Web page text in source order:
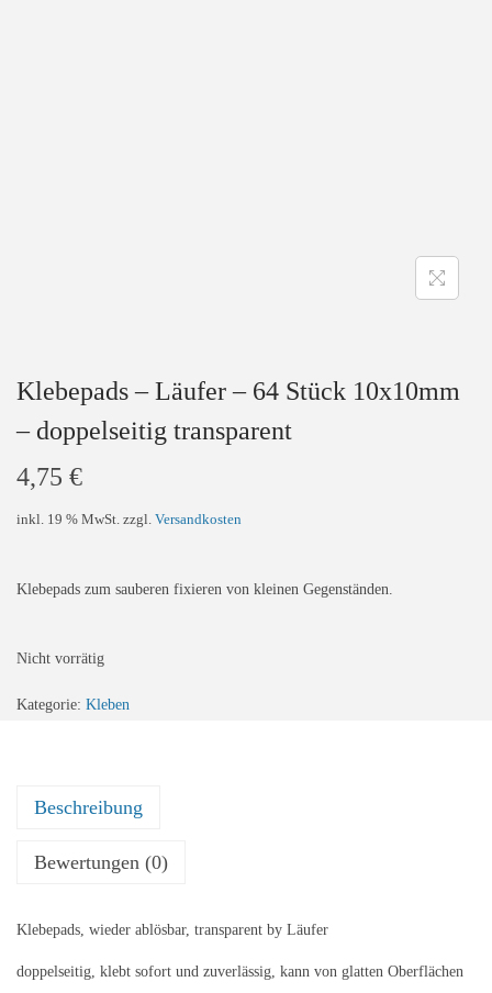
Klebepads – Läufer – 64 Stück 10x10mm
– doppelseitig transparent
4,75 €
inkl. 19 % MwSt. zzgl. Versandkosten
Klebepads zum sauberen fixieren von kleinen Gegenständen.
Nicht vorrätig
Kategorie: Kleben
Beschreibung
Bewertungen (0)
Klebepads, wieder ablösbar, transparent by Läufer
doppelseitig, klebt sofort und zuverlässig, kann von glatten Oberflächen